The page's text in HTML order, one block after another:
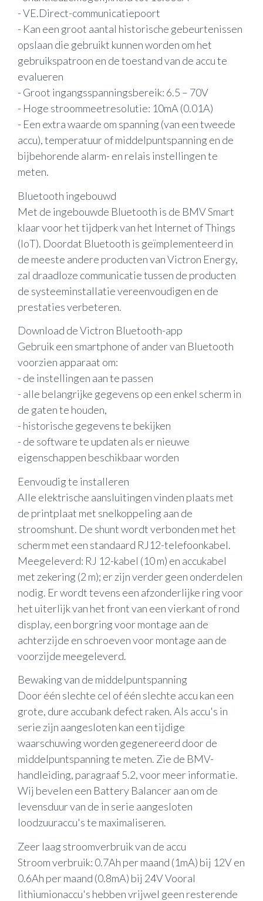
- VE.Direct-communicatiepoort
- Kan een groot aantal historische gebeurtenissen
opslaan die gebruikt kunnen worden om het
gebruikspatroon en de toestand van de accu te
evalueren
- Groot ingangsspanningsbereik: 6.5 – 70V
- Hoge stroommeetresolutie: 10mA (0.01A)
- Een extra waarde om spanning (van een tweede
accu), temperatuur of middelpuntspanning en de
bijbehorende alarm- en relais instellingen te
meten.
Bluetooth ingebouwd
Met de ingebouwde Bluetooth is de BMV Smart
klaar voor het tijdperk van het Internet of Things
(IoT). Doordat Bluetooth is geïmplementeerd in
de meeste andere producten van Victron Energy,
zal draadloze communicatie tussen de producten
de systeeminstallatie vereenvoudigen en de
prestaties verbeteren.
Download de Victron Bluetooth-app
Gebruik een smartphone of ander van Bluetooth
voorzien apparaat om:
- de instellingen aan te passen
- alle belangrijke gegevens op een enkel scherm in
de gaten te houden,
- historische gegevens te bekijken
- de software te updaten als er nieuwe
eigenschappen beschikbaar worden
Eenvoudig te installeren
Alle elektrische aansluitingen vinden plaats met
de printplaat met snelkoppeling aan de
stroomshunt. De shunt wordt verbonden met het
scherm met een standaard RJ12-telefoonkabel.
Meegeleverd: RJ 12-kabel (10 m) en accukabel
met zekering (2 m); er zijn verder geen onderdelen
nodig. Er wordt tevens een afzonderlijke ring voor
het uiterlijk van het front van een vierkant of rond
display, een borgring voor montage aan de
achterzijde en schroeven voor montage aan de
voorzijde meegeleverd.
Bewaking van de middelpuntspanning
Door één slechte cel of één slechte accu kan een
grote, dure accubank defect raken. Als accu's in
serie zijn aangesloten kan een tijdige
waarschuwing worden gegenereerd door de
middelpuntspanning te meten. Zie de BMV-
handleiding, paragraaf 5.2, voor meer informatie.
Wij bevelen een Battery Balancer aan om de
levensduur van de in serie aangesloten
loodzuuraccu's te maximaliseren.
Zeer laag stroomverbruik van de accu
Stroom verbruik: 0.7Ah per maand (1mA) bij 12V en
0.6Ah per maand (0.8mA) bij 24V Vooral
lithiumionaccu's hebben vrijwel geen resterende